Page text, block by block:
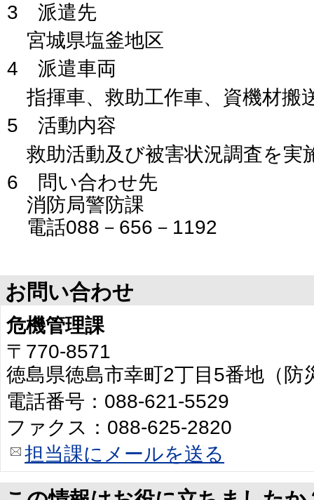
3 派遣先
宮城県塩釜地区
4 派遣車両
指揮車、救助工作車、資機材搬
5 活動内容
救助活動及び被害状況調査を実
6 問い合わせ先
消防局警防課
電話088－656－1192
お問い合わせ
危機管理課
〒770-8571
徳島県徳島市幸町2丁目5番地（防
電話番号：088-621-5529
ファクス：088-625-2820
担当課にメールを送る